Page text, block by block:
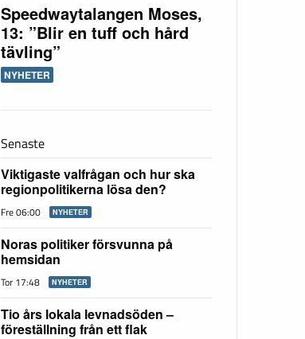
Speedwaytalangen Moses,
13: ”Blir en tuff och hård
tävling”
NYHETER
Senaste
Viktigaste valfrågan och hur ska
regionpolitikerna lösa den?
Fre 06:00 NYHETER
Noras politiker försvunna på
hemsidan
Tor 17:48 NYHETER
Tio års lokala levnadsöden –
föreställning från ett flak